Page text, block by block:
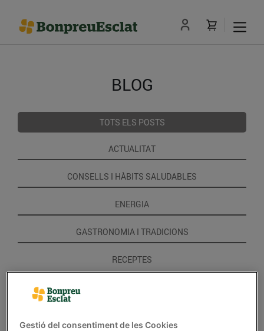
BLOG
TOTS ELS POSTS
ACTUALITAT
CONSELLS I HÀBITS SALUDABLES
ENERGIA
GASTRONOMIA I TRADICIONS
RECEPTES
Gestió del consentiment de les Cookies